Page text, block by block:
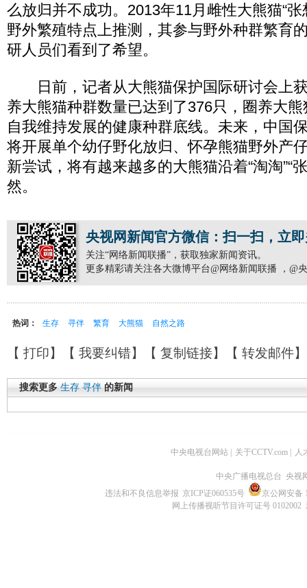
么放归并不成功。2013年11月雌性大熊猫“
野外繁殖特点上推测，其参与野外种群繁育
研人员们看到了希望。
日前，记者从大熊猫保护国际研讨会上
养大熊猫种群数量已达到了376只，圈养大
自我维持发展的健康种群底线。未来，中国
将开展单个幼仔野化放归、怀孕熊猫野外产
新尝试，将有越来越多的大熊猫沿着“淘淘”“
然。
央视网新闻官方微信：扫一扫，立
关注“网络新闻联播”，获取独家新闻资讯。
更多精彩请关注各大微博平台@网络新闻联播 ，@
热词： 生存 寻伴 繁育 大熊猫 自然之路
【 打印】【 我要纠错】【 复制链接】【 转发邮件
搜索更多 生存 寻伴 的新闻
中央电视台网站 关于CCTV.com 人
中央广播电视总台 央视
违法和不良信息举报 京ICP证060535号
京公网安备
网上传播视听节目许可证号 0102002